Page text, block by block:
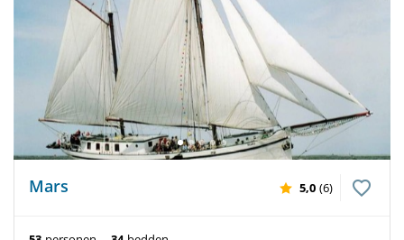
Mars 5,0 (6)